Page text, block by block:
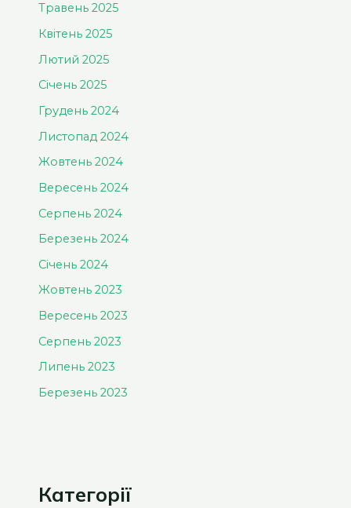
Травень 2025
Квітень 2025
Лютий 2025
Січень 2025
Грудень 2024
Листопад 2024
Жовтень 2024
Вересень 2024
Серпень 2024
Березень 2024
Січень 2024
Жовтень 2023
Вересень 2023
Серпень 2023
Липень 2023
Березень 2023
Категорії